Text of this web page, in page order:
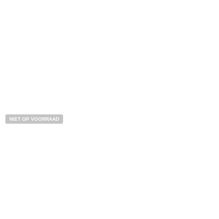
NIET OP VOORRAAD